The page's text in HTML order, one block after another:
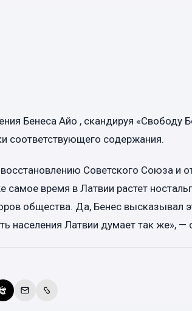
Бенеса Aйо , скандируя «Свободу
соответствующего содержания.
Советского Союза и
самое время в Латвии растет
общества. Да, Бенес высказывал
населения Латвии думает так же», —